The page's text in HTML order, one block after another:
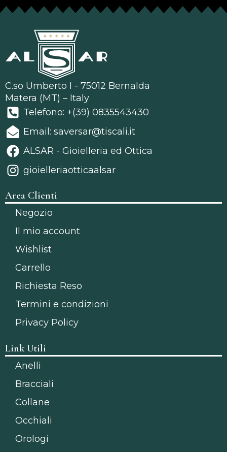
C.so Umberto I - 75012 Bernalda
Matera (MT) – Italy
Telefono: +(39) 0835543430
Email: saversar@tiscali.it
ALSAR - Gioielleria ed Ottica
gioielleriaotticaalsar
Area Clienti
Negozio
Il mio account
Wishlist
Carrello
Richiesta Reso
Termini e condizioni
Privacy Policy
Link Utili
Anelli
Bracciali
Collane
Occhiali
Orologi